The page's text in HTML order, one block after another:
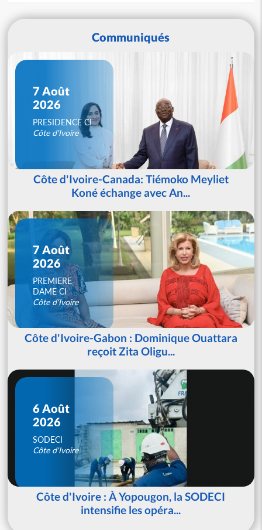
Communiqués
7 Août
2026
PRESIDENCE CI
Côte d'Ivoire
Côte d'Ivoire-Canada: Tiémoko Meyliet
Koné échange avec An...
7 Août
2026
PREMIERE
DAME CI
Côte d'Ivoire
Côte d'Ivoire-Gabon : Dominique Ouattara
reçoit Zita Oligu...
6 Août
2026
SODECI
Côte d'Ivoire
Côte d'Ivoire : À Yopougon, la SODECI
intensifie les opéra...